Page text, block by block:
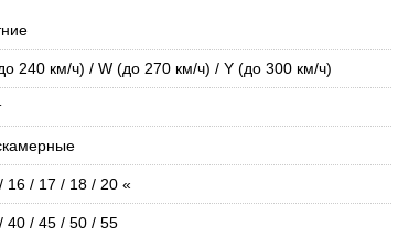
240 км/ч) / W (до 270 км/ч) / Y (до 300 км/ч)
16 / 17 / 18 / 20 «
40 / 45 / 50 / 55